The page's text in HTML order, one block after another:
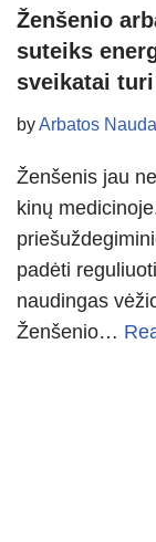
Ženšenio
suteiks
sveikatai
byArbatos Nauda
Ženšenis jau
kinų
padėti
naudingas
Ženšenio…